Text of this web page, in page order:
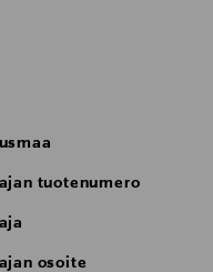
tuotenumero
osoite